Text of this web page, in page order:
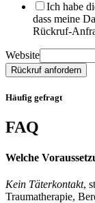
Ich habe
dass meine
Website
Rückruf anfordern
Häufig gefragt
FAQ
Welche
Kein Täterkontakt,
Traumatherapie,